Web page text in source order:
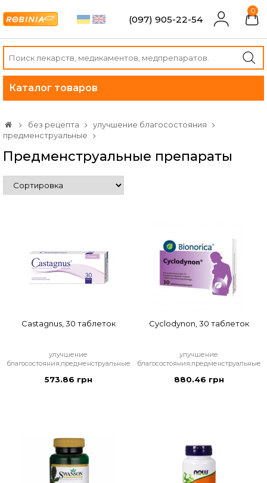
(097) 905-22-54
0
Каталог товаров
без рецепта
улучшение благосостояния
предменструальные
Предменструальные препараты
Castagnus, 30 таблеток
улучшение
благосостояния,предменструальные
573.86 грн
Cyclodynon, 30 таблеток
улучшение
благосостояния,предменструальные
880.46 грн